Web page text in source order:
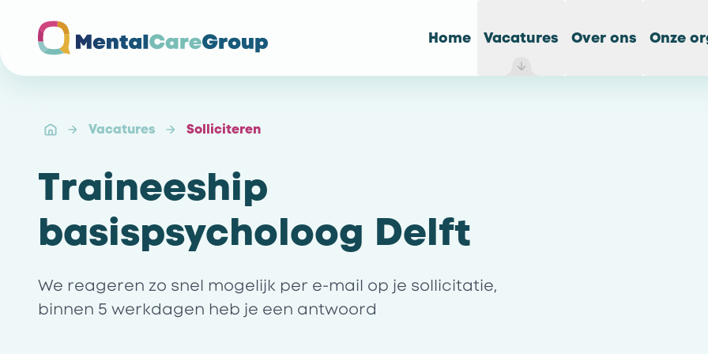
Home Vacatures Over ons Onze
Vacatures Solliciteren
Traineeship
basispsycholoog Delft
We reageren zo snel mogelijk per e-mail op je sollicitatie,
binnen 5 werkdagen heb je een antwoord